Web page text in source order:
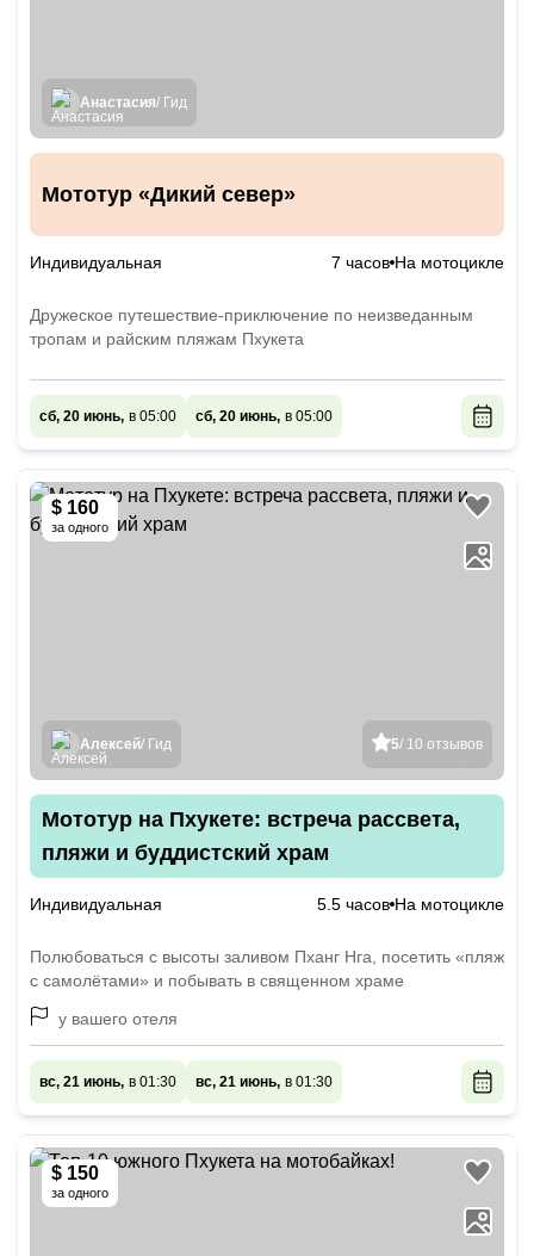
Анастасия/ Гид
Мототур «Дикий север»
Индивидуальная 7 часов На мотоцикле
Дружеское путешествие-приключение по неизведанным
тропам и райским пляжам Пхукета
сб, 20 июнь, в 05:00 сб, 20 июнь, в 05:00
$ 160
за одного
5/ 10 отзывов
Алексей/ Гид
Мототур на Пхукете: встреча рассвета,
пляжи и буддистский храм
Индивидуальная 5.5 часов На мотоцикле
Полюбоваться с высоты заливом Пханг Нга, посетить «пляж
с самолётами» и побывать в священном храме
у вашего отеля
вс, 21 июнь, в 01:30 вс, 21 июнь, в 01:30
$ 150
за одного